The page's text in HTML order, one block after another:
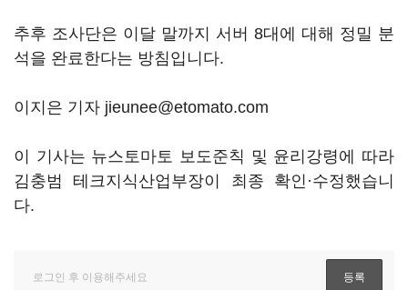
추후 조사단은 이달 말까지 서버 8대에 대해 정밀 분
석을 완료한다는 방침입니다.
이지은 기자 jieunee@etomato.com
이 기사는 뉴스토마토 보도준칙 및 윤리강령에 따라
김충범 테크지식산업부장이 최종 확인·수정했습니
다.